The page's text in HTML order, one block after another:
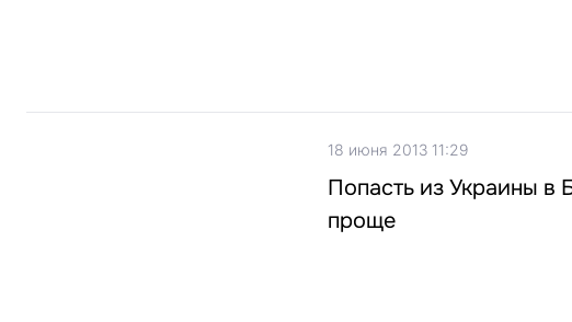
18 июня 2013 11:29
Попасть из Украины в
проще